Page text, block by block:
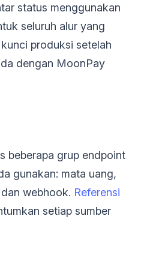
status menggunakan
seluruh alur yang
produksi setelah
dengan MoonPay
beberapa grup endpoint
gunakan: mata uang,
webhook. Referensi
setiap sumber